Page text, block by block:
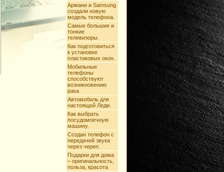
Армани и Samsung
создали новую
модель телефона.
Самые большие и
тонкие
телевизоры.
Как подготовиться
к установке
пластиковых окон.
Мобильные
телефоны
способствуют
возникновению
рака
Автомобиль для
настоящей Леди.
Как выбрать
посудомоечную
машину.
Создан телефон с
передачей звука
через череп.
Подарки для дома
– оригинальность,
польза, красота